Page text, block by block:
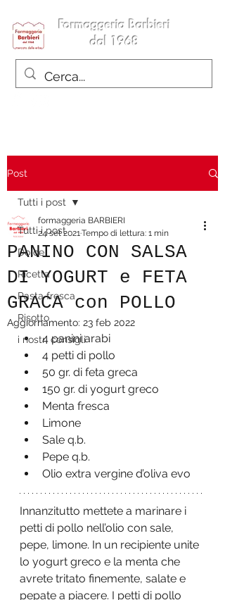
Formaggeria Barbieri
dal 1968
Post
Tutti i post
Dolce
Ricetta
Pasta fresca
Risotto
i nostri consigli
Tutti i post
PANINO CON SALSA
DI YOGURT e FETA
GRACA con POLLO
formaggeria BARBIERI
24 set 2021Tempo di lettura: 1 min
Aggiornamento: 23 feb 2022
4 panini arabi
4 petti di pollo
50 gr. di feta greca
150 gr. di yogurt greco
Menta fresca
Limone
Sale q.b.
Pepe q.b.
Olio extra vergine d’oliva evo
Innanzitutto mettete a marinare i
petti di pollo nell’olio con sale,
pepe, limone. In un recipiente unite
lo yogurt greco e la menta che
avrete tritato finemente, salate e
pepate a piacere. I petti di pollo